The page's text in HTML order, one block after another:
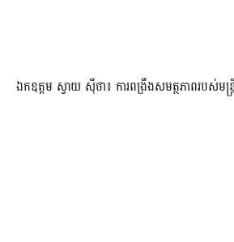
ឯកឧត្តម ស្វាយ ស៊ីថា៖ ការពង្រឹងសមត្ថភាពរបស់មន្